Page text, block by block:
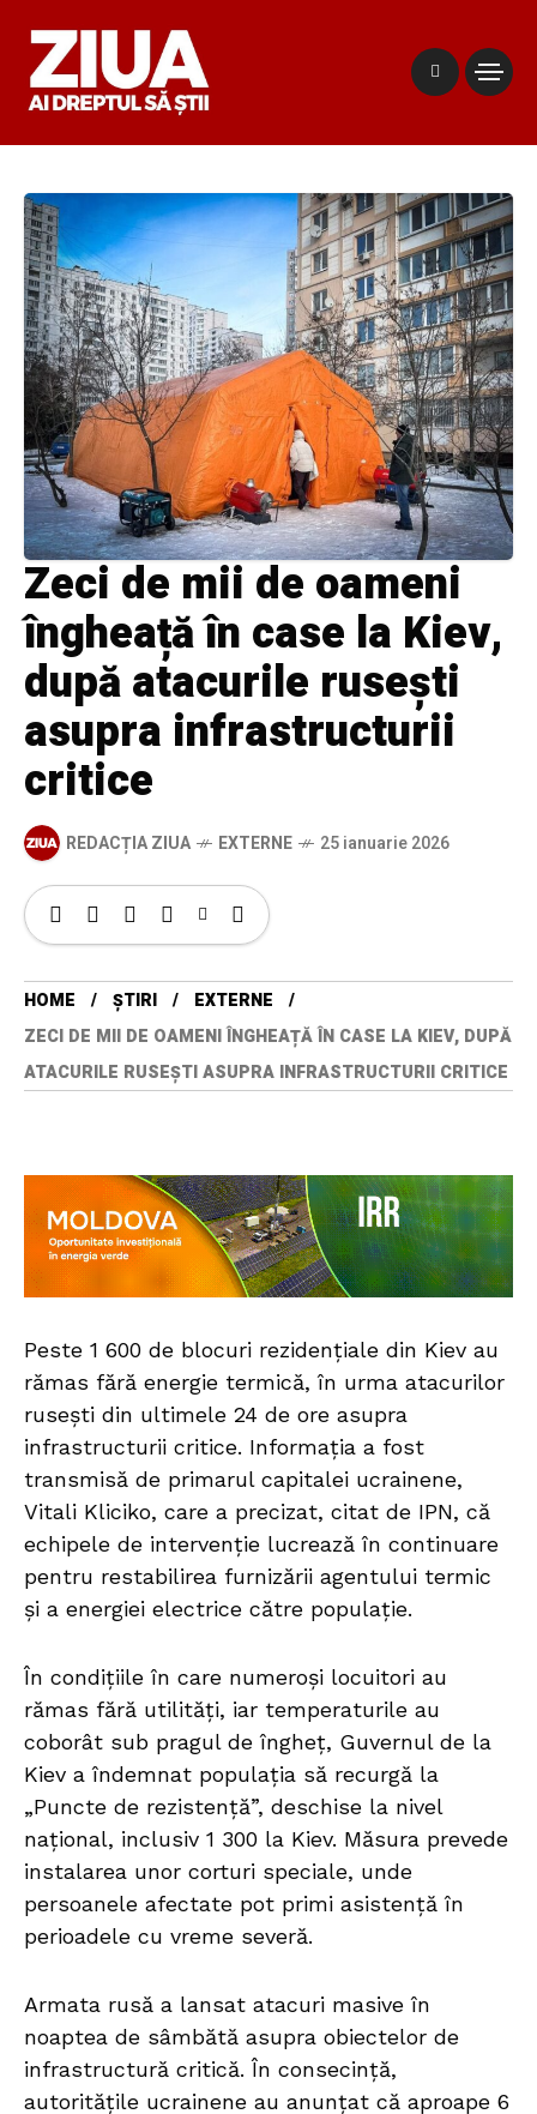
Zeci de mii de oameni
îngheață în case la Kiev,
după atacurile rusești
asupra infrastructurii
critice
REDACȚIA ZIUA EXTERNE 25 ianuarie 2026
HOME ȘTIRI
EXTERNE
ZECI DE MII DE OAMENI ÎNGHEAȚĂ ÎN CASE LA KIEV, DUPĂ
ATACURILE RUSEȘTI ASUPRA INFRASTRUCTURII CRITICE
Peste 1 600 de blocuri rezidențiale din Kiev au
rămas fără energie termică, în urma atacurilor
rusești din ultimele 24 de ore asupra
infrastructurii critice. Informația a fost
transmisă de primarul capitalei ucrainene,
Vitali Kliciko, care a precizat, citat de IPN, că
echipele de intervenție lucrează în continuare
pentru restabilirea furnizării agentului termic
și a energiei electrice către populație.
În condițiile în care numeroși locuitori au
rămas fără utilități, iar temperaturile au
coborât sub pragul de îngheț, Guvernul de la
Kiev a îndemnat populația să recurgă la
„Puncte de rezistență”, deschise la nivel
național, inclusiv 1 300 la Kiev. Măsura prevede
instalarea unor corturi speciale, unde
persoanele afectate pot primi asistență în
perioadele cu vreme severă.
Armata rusă a lansat atacuri masive în
noaptea de sâmbătă asupra obiectelor de
infrastructură critică. În consecință,
autoritățile ucrainene au anunțat că aproape 6